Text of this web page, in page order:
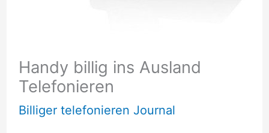
Handy billig ins Ausland
Telefonieren
Billiger telefonieren Journal